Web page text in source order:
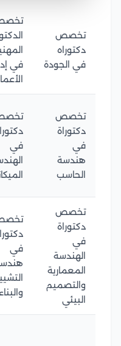
تخصص
دكتوراه
في الجودة
في
تخصص
دكتوراة
في
هندسة
الحاسب
في
تخصص
دكتوراة
في
الهندسة
المعمارية
والتصميم
البيئي
في